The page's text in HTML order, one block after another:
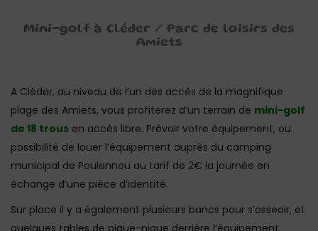
Mini-golf à Cléder / Parc de loisirs des
Amiets
A Cléder, au niveau de l’un des accès de la magnifique
plage des Amiets, vous profiterez d’un terrain de mini-golf
de 18 trous en accès libre. Prévoir votre équipement, ou
possibilité de louer l’équipement auprès du camping
municipal de Poulennou au tarif de 2€ la journée en
échange d’une pièce d’identité.
Sur place il y a également plusieurs bancs pour s’asseoir, et
quelques tables de pique-nique derrière l’équipement.